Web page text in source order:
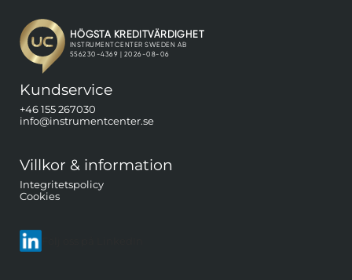
Kundservice
+46 155 267030
info@instrumentcenter.se
Villkor & information
Integritetspolicy
Cookies